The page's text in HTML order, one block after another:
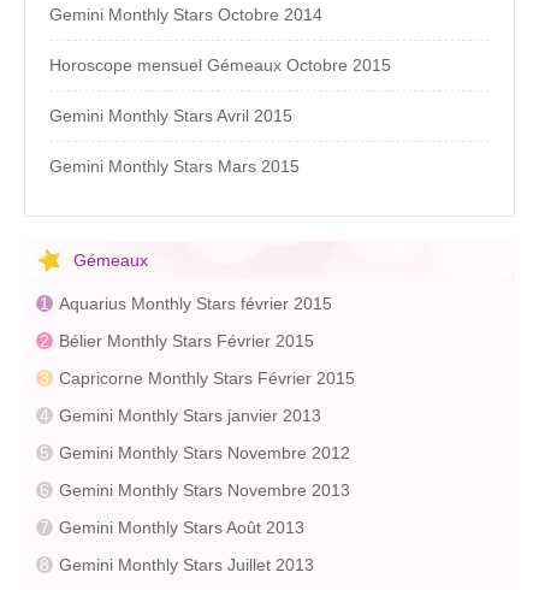
Gemini Monthly Stars Octobre 2014
Horoscope mensuel Gémeaux Octobre 2015
Gemini Monthly Stars Avril 2015
Gemini Monthly Stars Mars 2015
Gémeaux
Aquarius Monthly Stars février 2015
Bélier Monthly Stars Février 2015
Capricorne Monthly Stars Février 2015
Gemini Monthly Stars janvier 2013
Gemini Monthly Stars Novembre 2012
Gemini Monthly Stars Novembre 2013
Gemini Monthly Stars Août 2013
Gemini Monthly Stars Juillet 2013